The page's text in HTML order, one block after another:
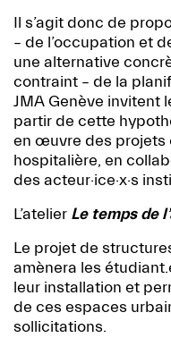
Il s’agit donc de
– de l’occupation et
une alternative
contraint – de la
JMA Genève invitent
partir de cette
en œuvre des projets
hospitalière, en
des acteur·ice·x·s
L’atelier Le temps de
Le projet de
amènera les
leur installation et
de ces espaces
sollicitations.